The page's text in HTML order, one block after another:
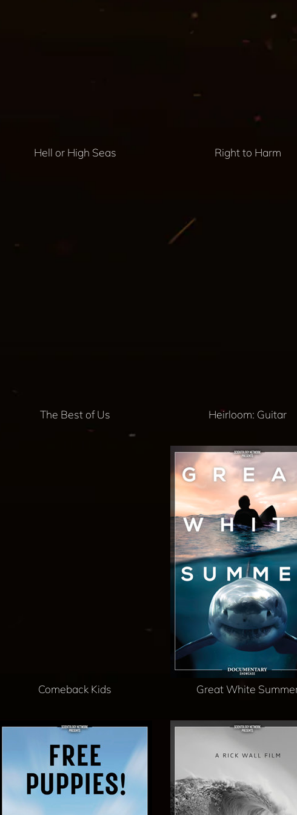
Hell or High Seas Right to Harm
The Best of Us Heirloom: Guitar
Comeback Kids Great White